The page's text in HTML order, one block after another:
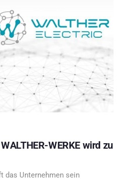
WERKE wird zu
das Unternehmen sein